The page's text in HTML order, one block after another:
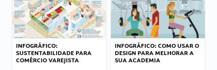
INFOGRÁFICO:
SUSTENTABILIDADE PARA
COMÉRCIO VAREJISTA
INFOGRÁFICO: COMO USAR O
DESIGN PARA MELHORAR A
SUA ACADEMIA